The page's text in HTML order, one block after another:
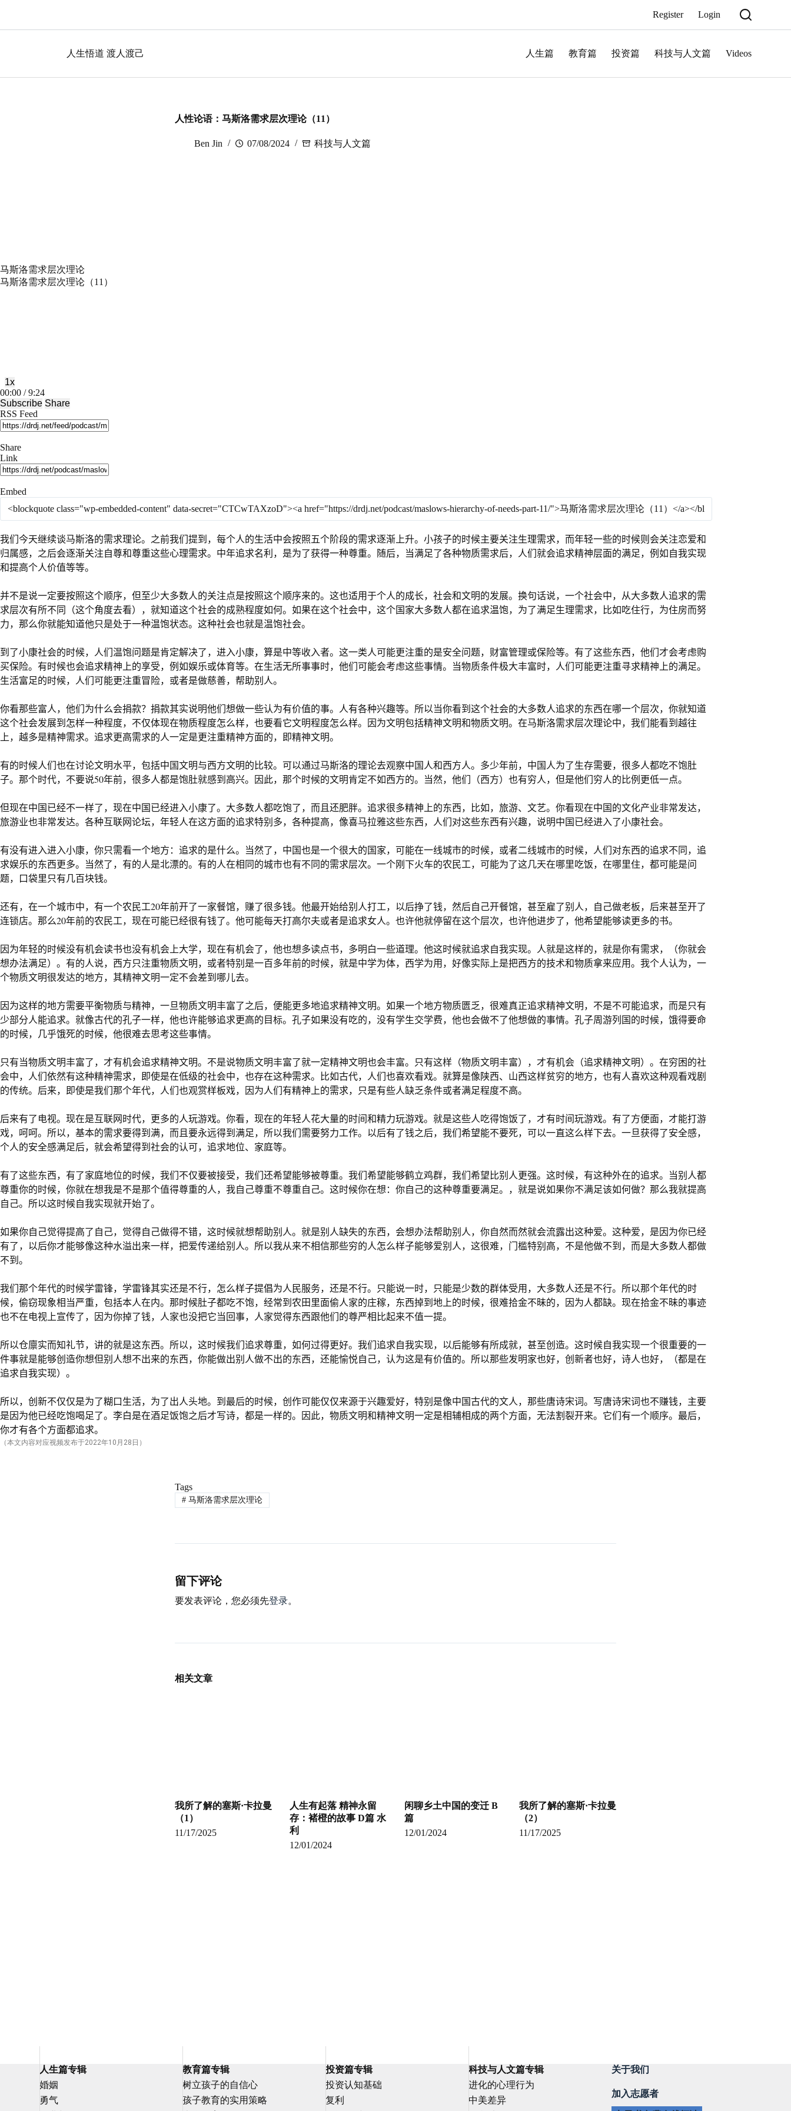
Register Login
人生悟道 渡人渡己 人生篇 教育篇 投资篇 科技与人文篇 Videos
人性论语：马斯洛需求层次理论（11）
Ben Jin 07/08/2024 科技与人文篇
马斯洛需求层次理论
马斯洛需求层次理论（11）
Mute/Unmute
Episode
Rewind
10
Seconds
1x
Fast
Forward
30
seconds
00:00 / 9:24
Subscribe Share
RSS Feed
Share
Link
Embed
我们今天继续谈马斯洛的需求理论。之前我们提到，每个人的生活中会按照五个阶段的需求逐渐上升。小孩子的时候主要关注生理需求，而年轻一些的时候则会关注恋爱和
归属感，之后会逐渐关注自尊和尊重这些心理需求。中年追求名利，是为了获得一种尊重。随后，当满足了各种物质需求后，人们就会追求精神层面的满足，例如自我实现
和提高个人价值等等。
并不是说一定要按照这个顺序，但至少大多数人的关注点是按照这个顺序来的。这也适用于个人的成长，社会和文明的发展。换句话说，一个社会中，从大多数人追求的需
求层次有所不同（这个角度去看），就知道这个社会的成熟程度如何。如果在这个社会中，这个国家大多数人都在追求温饱，为了满足生理需求，比如吃住行，为住房而努
力，那么你就能知道他只是处于一种温饱状态。这种社会也就是温饱社会。
到了小康社会的时候，人们温饱问题是肯定解决了，进入小康，算是中等收入者。这一类人可能更注重的是安全问题，财富管理或保险等。有了这些东西，他们才会考虑购
买保险。有时候也会追求精神上的享受，例如娱乐或体育等。在生活无所事事时，他们可能会考虑这些事情。当物质条件极大丰富时，人们可能更注重寻求精神上的满足。
生活富足的时候，人们可能更注重冒险，或者是做慈善，帮助别人。
你看那些富人，他们为什么会捐款？捐款其实说明他们想做一些认为有价值的事。人有各种兴趣等。所以当你看到这个社会的大多数人追求的东西在哪一个层次，你就知道
这个社会发展到怎样一种程度，不仅体现在物质程度怎么样，也要看它文明程度怎么样。因为文明包括精神文明和物质文明。在马斯洛需求层次理论中，我们能看到越往
上，越多是精神需求。追求更高需求的人一定是更注重精神方面的，即精神文明。
有的时候人们也在讨论文明水平，包括中国文明与西方文明的比较。可以通过马斯洛的理论去观察中国人和西方人。多少年前，中国人为了生存需要，很多人都吃不饱肚
子。那个时代，不要说50年前，很多人都是饱肚就感到高兴。因此，那个时候的文明肯定不如西方的。当然，他们（西方）也有穷人，但是他们穷人的比例更低一点。
但现在中国已经不一样了，现在中国已经进入小康了。大多数人都吃饱了，而且还肥胖。追求很多精神上的东西，比如，旅游、文艺。你看现在中国的文化产业非常发达，
旅游业也非常发达。各种互联网论坛，年轻人在这方面的追求特别多，各种提高，像喜马拉雅这些东西，人们对这些东西有兴趣，说明中国已经进入了小康社会。
有没有进入进入小康，你只需看一个地方：追求的是什么。当然了，中国也是一个很大的国家，可能在一线城市的时候，或者二线城市的时候，人们对东西的追求不同，追
求娱乐的东西更多。当然了，有的人是北漂的。有的人在相同的城市也有不同的需求层次。一个刚下火车的农民工，可能为了这几天在哪里吃饭，在哪里住，都可能是问
题，口袋里只有几百块钱。
还有，在一个城市中，有一个农民工20年前开了一家餐馆，赚了很多钱。他最开始给别人打工，以后挣了钱，然后自己开餐馆，甚至雇了别人，自己做老板，后来甚至开了
连锁店。那么20年前的农民工，现在可能已经很有钱了。他可能每天打高尔夫或者是追求女人。也许他就停留在这个层次，也许他进步了，他希望能够读更多的书。
因为年轻的时候没有机会读书也没有机会上大学，现在有机会了，他也想多读点书，多明白一些道理。他这时候就追求自我实现。人就是这样的，就是你有需求，（你就会
想办法满足）。有的人说，西方只注重物质文明，或者特别是一百多年前的时候，就是中学为体，西学为用，好像实际上是把西方的技术和物质拿来应用。我个人认为，一
个物质文明很发达的地方，其精神文明一定不会差到哪儿去。
因为这样的地方需要平衡物质与精神，一旦物质文明丰富了之后，便能更多地追求精神文明。如果一个地方物质匮乏，很难真正追求精神文明，不是不可能追求，而是只有
少部分人能追求。就像古代的孔子一样，他也许能够追求更高的目标。孔子如果没有吃的，没有学生交学费，他也会做不了他想做的事情。孔子周游列国的时候，饿得要命
的时候，几乎饿死的时候，他很难去思考这些事情。
只有当物质文明丰富了，才有机会追求精神文明。不是说物质文明丰富了就一定精神文明也会丰富。只有这样（物质文明丰富），才有机会（追求精神文明）。在穷困的社
会中，人们依然有这种精神需求，即使是在低级的社会中，也存在这种需求。比如古代，人们也喜欢看戏。就算是像陕西、山西这样贫穷的地方，也有人喜欢这种观看戏剧
的传统。后来，即使是我们那个年代，人们也观赏样板戏，因为人们有精神上的需求，只是有些人缺乏条件或者满足程度不高。
后来有了电视。现在是互联网时代，更多的人玩游戏。你看，现在的年轻人花大量的时间和精力玩游戏。就是这些人吃得饱饭了，才有时间玩游戏。有了方便面，才能打游
戏，呵呵。所以，基本的需求要得到满，而且要永远得到满足，所以我们需要努力工作。以后有了钱之后，我们希望能不要死，可以一直这么样下去。一旦获得了安全感，
个人的安全感满足后，就会希望得到社会的认可，追求地位、家庭等。
有了这些东西，有了家庭地位的时候，我们不仅要被接受，我们还希望能够被尊重。我们希望能够鹤立鸡群，我们希望比别人更强。这时候，有这种外在的追求。当别人都
尊重你的时候，你就在想我是不是那个值得尊重的人，我自己尊重不尊重自己。这时候你在想：你自己的这种尊重要满足。，就是说如果你不满足该如何做？那么我就提高
自己。所以这时候自我实现就开始了。
如果你自己觉得提高了自己，觉得自己做得不错，这时候就想帮助别人。就是别人缺失的东西，会想办法帮助别人，你自然而然就会流露出这种爱。这种爱，是因为你已经
有了，以后你才能够像这种水溢出来一样，把爱传递给别人。所以我从来不相信那些穷的人怎么样子能够爱别人，这很难，门槛特别高，不是他做不到，而是大多数人都做
不到。
我们那个年代的时候学雷锋，学雷锋其实还是不行，怎么样子提倡为人民服务，还是不行。只能说一时，只能是少数的群体受用，大多数人还是不行。所以那个年代的时
候，偷窃现象相当严重，包括本人在内。那时候肚子都吃不饱，经常到农田里面偷人家的庄稼，东西掉到地上的时候，很难拾金不昧的，因为人都缺。现在拾金不昧的事迹
也不在电视上宣传了，因为你掉了钱，人家也没把它当回事，人家觉得东西跟他们的尊严相比起来不值一提。
所以仓廪实而知礼节，讲的就是这东西。所以，这时候我们追求尊重，如何过得更好。我们追求自我实现，以后能够有所成就，甚至创造。这时候自我实现一个很重要的一
件事就是能够创造你想但别人想不出来的东西，你能做出别人做不出的东西，还能愉悦自己，认为这是有价值的。所以那些发明家也好，创新者也好，诗人也好，（都是在
追求自我实现）。
所以，创新不仅仅是为了糊口生活，为了出人头地。到最后的时候，创作可能仅仅来源于兴趣爱好，特别是像中国古代的文人，那些唐诗宋词。写唐诗宋词也不赚钱，主要
是因为他已经吃饱喝足了。李白是在酒足饭饱之后才写诗，都是一样的。因此，物质文明和精神文明一定是相辅相成的两个方面，无法割裂开来。它们有一个顺序。最后，
你才有各个方面都追求。
（本文内容对应视频发布于2022年10月28日）
Tags
#马斯洛需求层次理论
留下评论
要发表评论，您必须先登录。
相关文章
我所了解的塞斯·卡拉曼
（1）
11/17/2025
人生有起落 精神永留
存：褚橙的故事 D篇 水
利
12/01/2024
闲聊乡土中国的变迁 B
篇
12/01/2024
我所了解的塞斯·卡拉曼
（2）
11/17/2025
人生篇专辑
婚姻
勇气
教育篇专辑
树立孩子的自信心
孩子教育的实用策略
投资篇专辑
投资认知基础
复利
科技与人文篇专辑
进化的心理行为
中美差异
关于我们
加入志愿者